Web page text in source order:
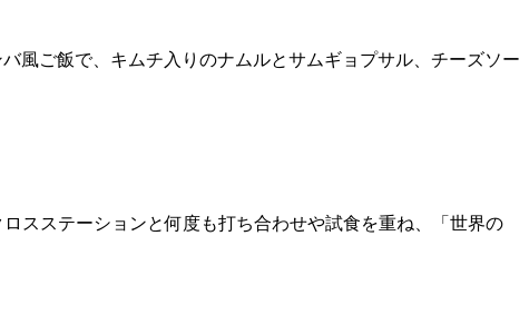
風ご飯で、キムチ入りのナムルとサムギョプサル、チーズソー
スステーションと何度も打ち合わせや試食を重ね、「世界の